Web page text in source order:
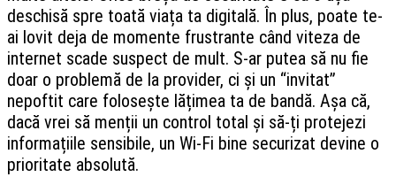
deschisă spre toată viața ta digitală. În plus, poate te-
ai lovit deja de momente frustrante când viteza de
internet scade suspect de mult. S-ar putea să nu fie
doar o problemă de la provider, ci și un “invitat”
nepoftit care folosește lățimea ta de bandă. Așa că,
dacă vrei să menții un control total și să-ți protejezi
informațiile sensibile, un Wi-Fi bine securizat devine o
prioritate absolută.